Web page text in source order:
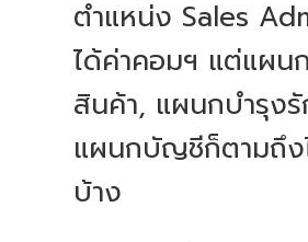
ตำแหน่ง Sales
ได้ค่าคอมฯ แต่แผน
สินค้า, แผนกบำรุง
แผนกบัญชีก็ตามถึง
บ้าง